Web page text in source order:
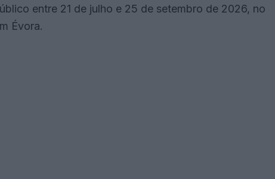
entre 21 de julho e 25 de setembro de 2026, no
Évora.